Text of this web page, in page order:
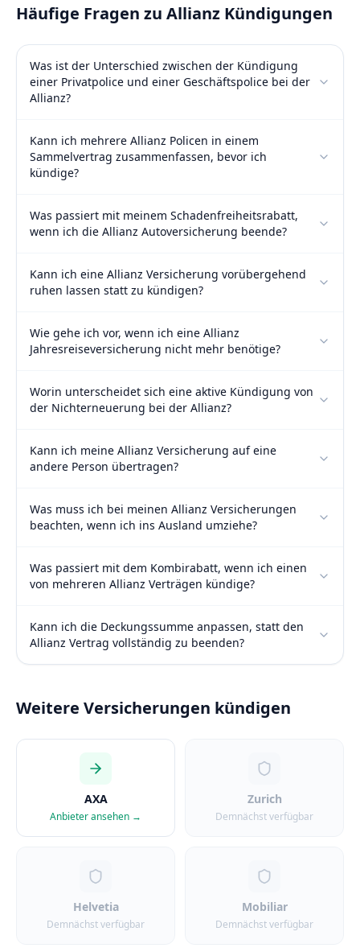
Häufige Fragen zu Allianz Kündigungen
Was ist der Unterschied zwischen der Kündigung
einer Privatpolice und einer Geschäftspolice bei der
Allianz?
Kann ich mehrere Allianz Policen in einem
Sammelvertrag zusammenfassen, bevor ich
kündige?
Was passiert mit meinem Schadenfreiheitsrabatt,
wenn ich die Allianz Autoversicherung beende?
Kann ich eine Allianz Versicherung vorübergehend
ruhen lassen statt zu kündigen?
Wie gehe ich vor, wenn ich eine Allianz
Jahresreiseversicherung nicht mehr benötige?
Worin unterscheidet sich eine aktive Kündigung von
der Nichterneuerung bei der Allianz?
Kann ich meine Allianz Versicherung auf eine
andere Person übertragen?
Was muss ich bei meinen Allianz Versicherungen
beachten, wenn ich ins Ausland umziehe?
Was passiert mit dem Kombirabatt, wenn ich einen
von mehreren Allianz Verträgen kündige?
Kann ich die Deckungssumme anpassen, statt den
Allianz Vertrag vollständig zu beenden?
Weitere Versicherungen kündigen
AXA
Anbieter ansehen →
Zurich
Demnächst verfügbar
Helvetia
Demnächst verfügbar
Mobiliar
Demnächst verfügbar